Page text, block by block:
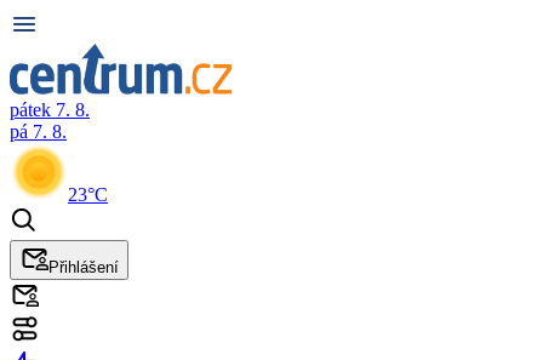
pátek 7. 8.
pá 7. 8.
23°C
Přihlášení